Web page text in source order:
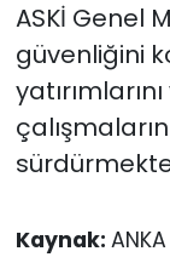
ASKİ Genel
güvenliğini
Kaynak: ANKA